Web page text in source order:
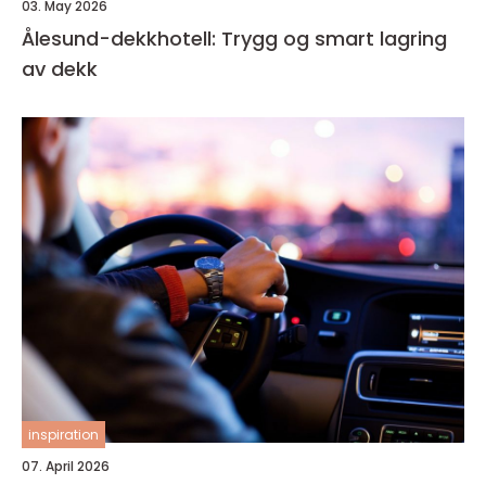
03. May 2026
Ålesund-dekkhotell: Trygg og smart lagring
av dekk
inspiration
07. April 2026